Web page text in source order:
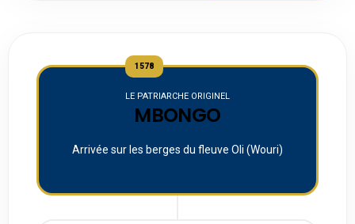
1578
LE PATRIARCHE ORIGINEL
MBONGO
Arrivée sur les berges du fleuve Oli (Wouri)